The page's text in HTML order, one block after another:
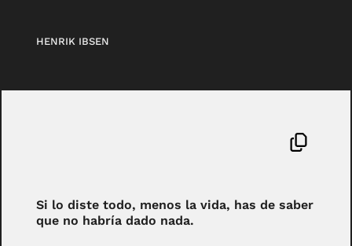
HENRIK IBSEN
Si lo diste todo, menos la vida, has de saber
que no habría dado nada.